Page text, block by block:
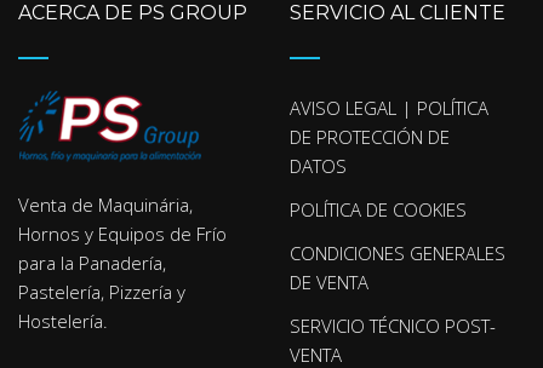
ACERCA DE PS GROUP
Venta de Maquinária,
Hornos y Equipos de Frío
para la Panadería,
Pastelería, Pizzería y
Hostelería.
SERVICIO AL CLIENTE
AVISO LEGAL | POLÍTICA
DE PROTECCIÓN DE
DATOS
POLÍTICA DE COOKIES
CONDICIONES GENERALES
DE VENTA
SERVICIO TÉCNICO POST-
VENTA